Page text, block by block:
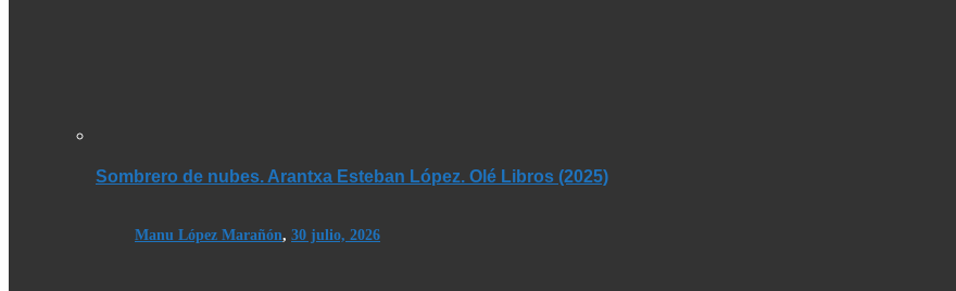
Sombrero de nubes. Arantxa Esteban López. Olé Libros (2025)
Manu López Marañón, 30 julio, 2026